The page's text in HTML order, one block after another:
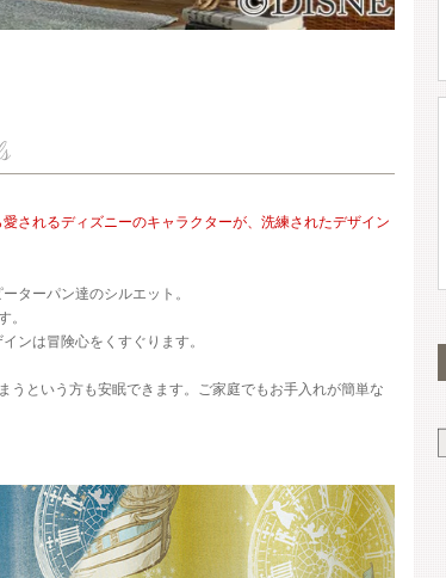
されるディズニーのキャラクターが、洗練されたデザイン
ターパン達のシルエット。
。
ンは冒険心をくすぐります。
という方も安眠できます。ご家庭でもお手入れが簡単な